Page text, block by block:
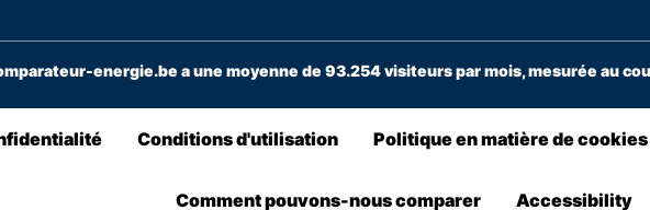
energie.be a une moyenne de 93.254 visiteurs par mois, mesurée au
Conditions d'utilisation Politique en matière de cookies
Comment pouvons-nous comparer Accessibility